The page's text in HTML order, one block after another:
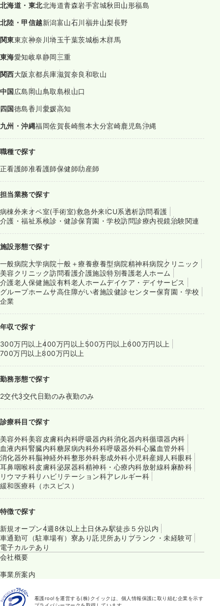
北海道・東北北海道青森岩手宮城秋田山形福島
北陸・甲信越新潟富山石川福井山梨長野
関東東京神奈川埼玉千葉茨城栃木群馬
東海愛知岐阜静岡三重
関西大阪京都兵庫滋賀奈良和歌山
中国広島岡山鳥取島根山口
四国徳島香川愛媛高知
九州・沖縄福岡佐賀長崎熊本大分宮崎鹿児島沖縄
職種で探す
正看護師准看護師保健師助産師
担当業務で探す
病棟外来オペ室(手術室)救急外来ICU系透析訪問看護
介護・福祉系検診・健診保育園・学校訪問診療内視鏡治験関連
施設形態で探す
一般病院大学病院一般＋療養療養型病院精神科病院クリニック
美容クリニック訪問看護介護施設特別養護老人ホーム
介護老人保健施設有料老人ホームデイケア・デイサービス
グループホームサ高住障がい者施設健診センター保育園・学校
企業
年収で探す
300万円以上400万円以上 500万円以上600万円以上
700万円以上800万円以上
勤務形態で探す
2交代3交代日勤のみ夜勤のみ
診療科目で探す
美容外科美容皮膚科内科呼吸器内科消化器内科循環器内科
血液内科腎臓内科糖尿病内科外科呼吸器外科心臓血管外科
消化器外科脳神経外科整形外科形成外科小児科産婦人科眼科
耳鼻咽喉科皮膚科泌尿器科精神科・心療内科放射線科麻酔科
リウマチ科リハビリテーション科アレルギー科
緩和医療科（ホスピス）
特徴で探す
新規オープン4週8休以上 土日休み駅徒歩５分以内
車通勤可（駐車場有） 寮あり託児所あり ブランク・未経験可
電子カルテあり
会社概要
事業所案内
看護roo!を運営する(株)クイックは、個人情報保護に取り組む企業を示す
プライバシーマークを取得しています。